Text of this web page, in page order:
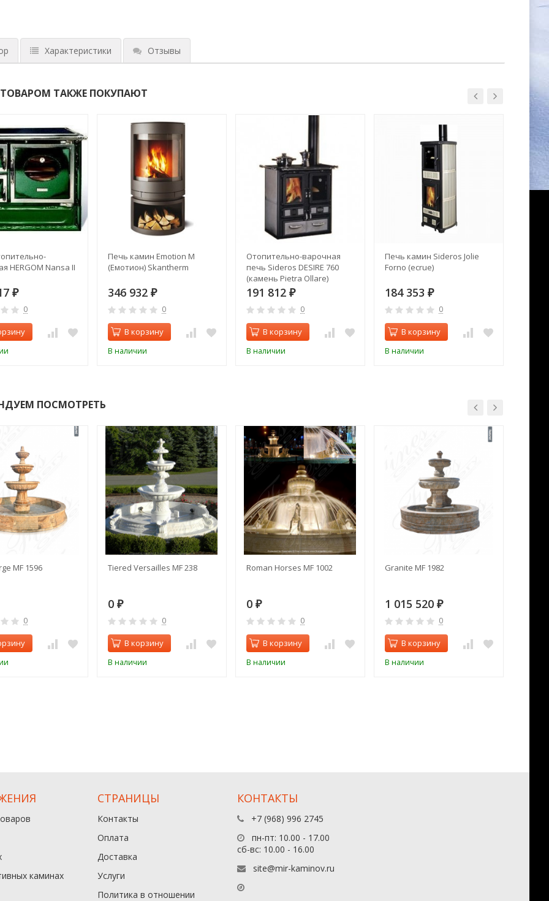
Характеристики Отзывы
ТАКЖЕ ПОКУПАЮТ
HERGOM Nansa II
₽
0
Печь камин Emotion M
(Емотион) Skantherm
346 932 ₽
0
В корзину
В наличии
Отопительно-варочная
печь Sideros DESIRE 760
(камень Pietra Ollare)
191 812 ₽
0
В корзину
В наличии
Печь камин Sideros Jolie
Forno (ecrue)
184 353 ₽
0
В корзину
В наличии
ПОСМОТРЕТЬ
MF 1596
0
Tiered Versailles MF 238
0 ₽
0
В корзину
В наличии
Roman Horses MF 1002
0 ₽
0
В корзину
В наличии
Granite MF 1982
1 015 520 ₽
0
В корзину
В наличии
каминах
СТРАНИЦЫ
Контакты
Оплата
Доставка
Услуги
Политика в отношении
КОНТАКТЫ
+7 (968) 996 2745
пн-пт: 10.00 - 17.00
сб-вс: 10.00 - 16.00
site@mir-kaminov.ru